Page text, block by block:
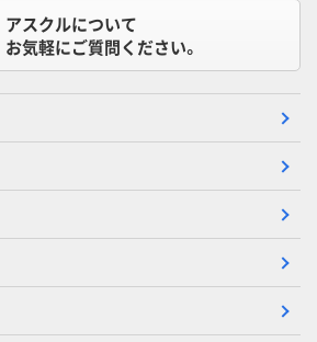
アスクルについて
お気軽にご質問ください。